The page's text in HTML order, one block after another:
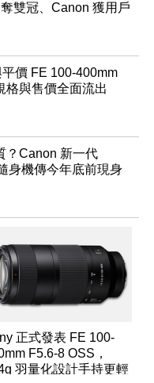
雙冠、Canon 獲用戶
價 FE 100-400mm
格與售價全面流出
？Canon 新一代
身機傳今年底前現身
正式發表 FE 100-
F5.6-8 OSS，
羽量化設計手持更輕